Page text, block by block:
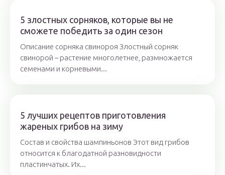
5 злостных сорняков, которые вы не
сможете победить за один сезон
Описание сорняка свинороя Злостный сорняк
свинорой – растение многолетнее, размножается
семенами и корневыми...
5 лучших рецептов приготовления
жареных грибов на зиму
Состав и свойства шампиньонов Этот вид грибов
относится к благодатной разновидности
пластинчатых. Их...